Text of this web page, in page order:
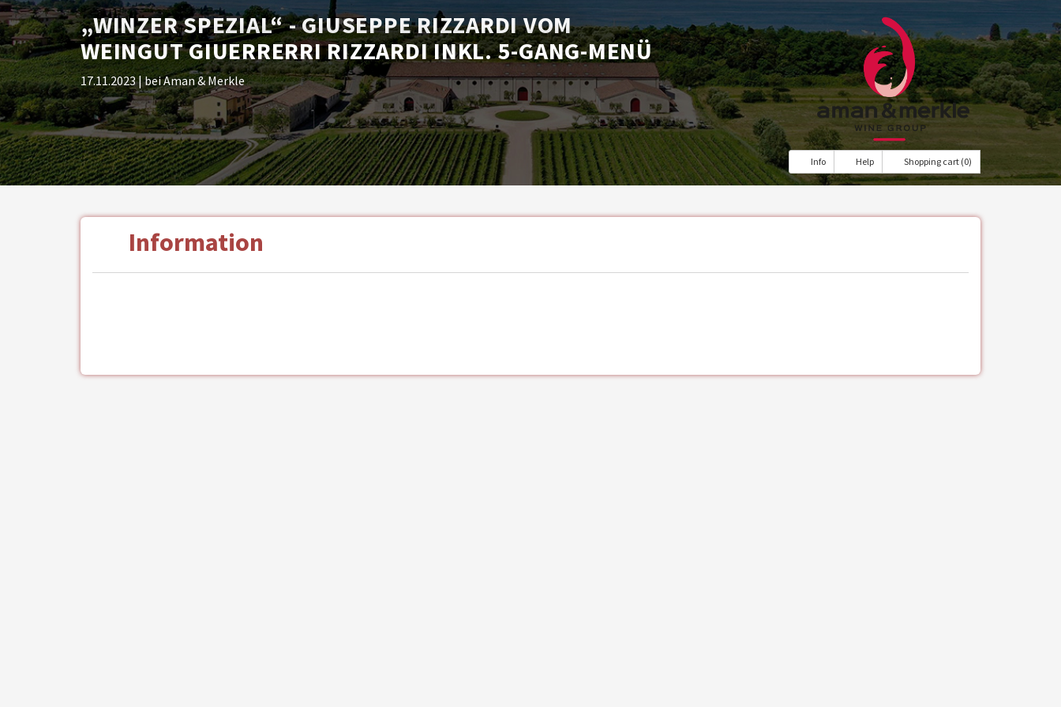
„WINZER SPEZIAL“ - GIUSEPPE RIZZARDI VOM
WEINGUT GIUERRERRI RIZZARDI INKL. 5-GANG-MENÜ
17.11.2023| bei Aman & Merkle
Info Help Shopping cart (0)
Information